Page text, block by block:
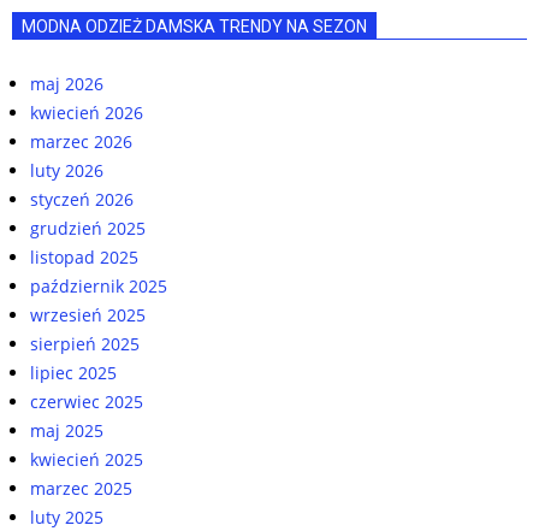
MODNA ODZIEŻ DAMSKA TRENDY NA SEZON
maj 2026
kwiecień 2026
marzec 2026
luty 2026
styczeń 2026
grudzień 2025
listopad 2025
październik 2025
wrzesień 2025
sierpień 2025
lipiec 2025
czerwiec 2025
maj 2025
kwiecień 2025
marzec 2025
luty 2025